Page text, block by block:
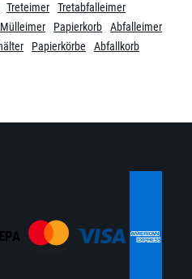
Treteimer
Tretabfalleimer
Mülleimer Papierkorb
Abfalleimer
Papierkörbe
Abfallkorb